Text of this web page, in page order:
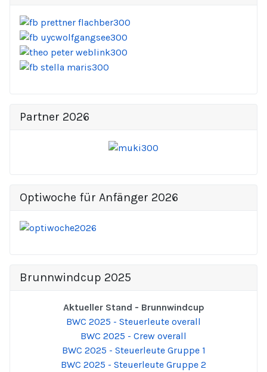
Partner 2026
Optiwoche für Anfänger 2026
Brunnwindcup 2025
Aktueller Stand - Brunnwindcup
BWC 2025 - Steuerleute overall
BWC 2025 - Crew overall
BWC 2025 - Steuerleute Gruppe 1
BWC 2025 - Steuerleute Gruppe 2